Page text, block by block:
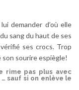
demander d’où elle
sang du haut de ses
ses crocs. Trop
son sourire espiègle!
rime pas plus avec
sauf si on enlève le